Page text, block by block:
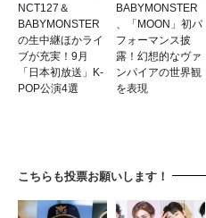
NCT127＆
BABYMONSTER
の生中継ほかライ
ブが充実！9月
「日本初放送」K-
POP公演4選
BABYMONSTER
、「MOON」初パ
フォーマンス披
露！幻想的なヴァ
ンパイアの世界観
を表現
こちらも投票お願いします！